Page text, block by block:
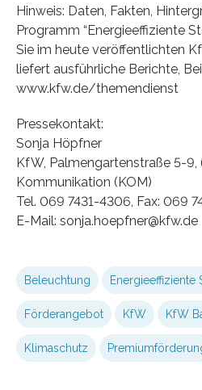
Hinweis: Daten, Fakten,
Programm “Energieeffiziente
Sie im heute veröffentlichten
liefert ausführliche Berichte,
www.kfw.de/themendienst
Pressekontakt:
Sonja Höpfner
KfW, Palmengartenstraße 5-9,
Kommunikation (KOM)
Tel. 069 7431-4306, Fax: 069
E-Mail: sonja.hoepfner@kfw.de
Beleuchtung Energieeffiziente
Förderangebot KfW KfW
Klimaschutz